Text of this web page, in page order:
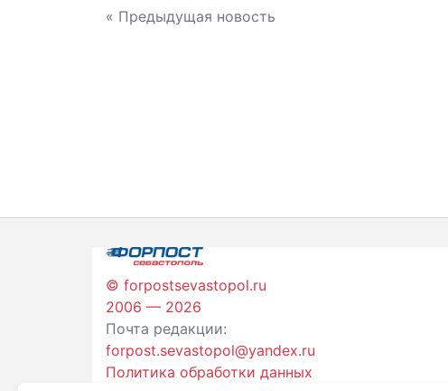
Навигация
« Предыдущая новость
© forpostsevastopol.ru
2006 — 2026
Почта редакции:
forpost.sevastopol@yandex.ru
Политика обработки данных